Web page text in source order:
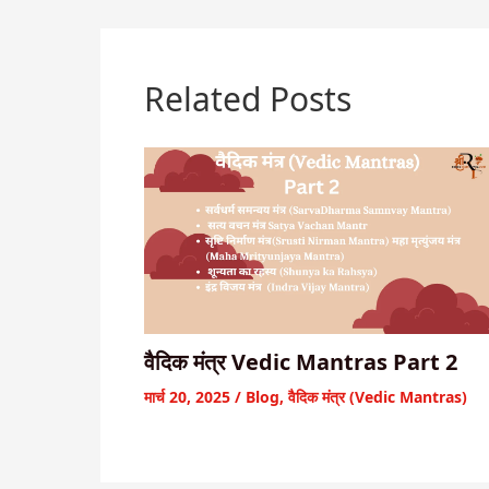
Related Posts
वैदिक मंत्र Vedic Mantras Part 2
मार्च 20, 2025 / Blog,वैदिक मंत्र (Vedic Mantras)